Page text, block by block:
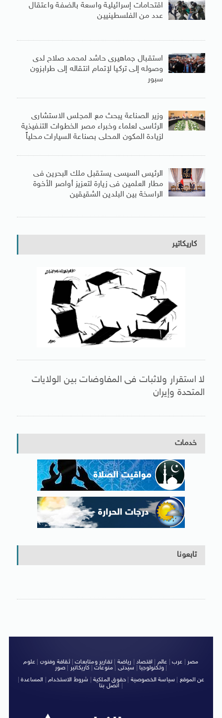
اقتحامات إسرائيلية واسعة بالضفة واعتقال
عدد من الفلسطينيين
استقبال جماهيرى حاشد لمحمد صلاح لدى
وصوله إلى تركيا لإتمام انتقاله إلى طرابزون
سبور
وزير الصناعة يبحث مع المجلس الاستشارى
الرئاسى لعلماء وخبراء مصر الخطوات التنفيذية
لزيادة المكون المحلى بصناعة السيارات محلياً
الرئيس السيسى يستقبل ملك البحرين فى
مطار العلمين فى زيارة لتعزيز أواصر الأخوة
الراسخة بين البلدين الشقيقين
كاريكاتير
لا استقرار ولاثبات فى المفاوضات بين الولايات
المتحدة وإيران
خدمات
تابعونا
مصر عرب عالم اقتصاد رياضة |تقارير ومتابعات|ثقافة وفنون
علوم
وتكنولوجيا| سيدتى منوعات كاريكاتير صور
|
عن الموقع
سياسة الخصوصية حقوق الملكية شروط الاستخدام| المساعدة|
اتصل بنا